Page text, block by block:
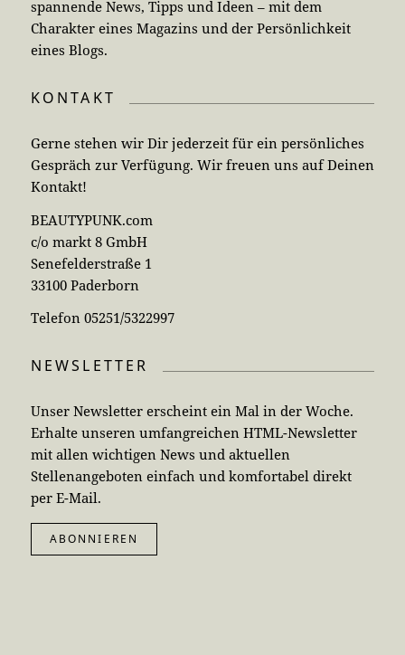
spannende News, Tipps und Ideen – mit dem
Charakter eines Magazins und der Persönlichkeit
eines Blogs.
KONTAKT
Gerne stehen wir Dir jederzeit für ein persönliches
Gespräch zur Verfügung. Wir freuen uns auf Deinen
Kontakt!
BEAUTYPUNK.com
c/o markt 8 GmbH
Senefelderstraße 1
33100 Paderborn
Telefon 05251/5322997
NEWSLETTER
Unser Newsletter erscheint ein Mal in der Woche.
Erhalte unseren umfangreichen HTML-Newsletter
mit allen wichtigen News und aktuellen
Stellenangeboten einfach und komfortabel direkt
per E-Mail.
ABONNIEREN